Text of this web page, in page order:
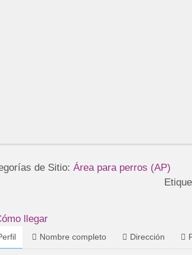
de Sitio: Área para perros (AP)
llegar
Nombre completo Dirección